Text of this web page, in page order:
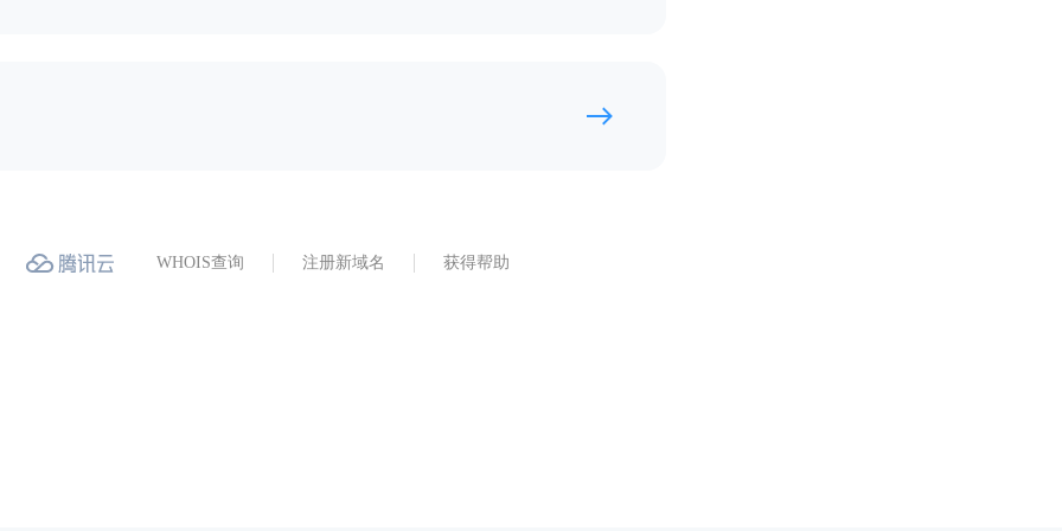
WHOIS查询 注册新域名 获得帮助